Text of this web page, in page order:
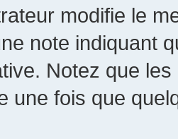
modifie le
note indiquant
Notez que
une fois que